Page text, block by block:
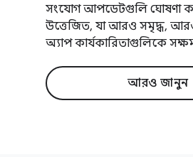
সংযোগ আপডেটগুলি ঘোষণা
উত্তেজিত, যা আরও সমৃদ্ধ, আরও
অ্যাপ কার্যকারিতাগুলিকে
আরও জানুন